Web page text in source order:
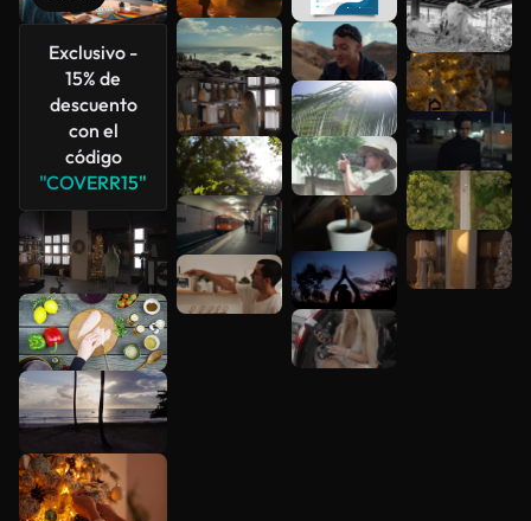
Exclusivo -
15% de
descuento
con el
código
"COVERR15"